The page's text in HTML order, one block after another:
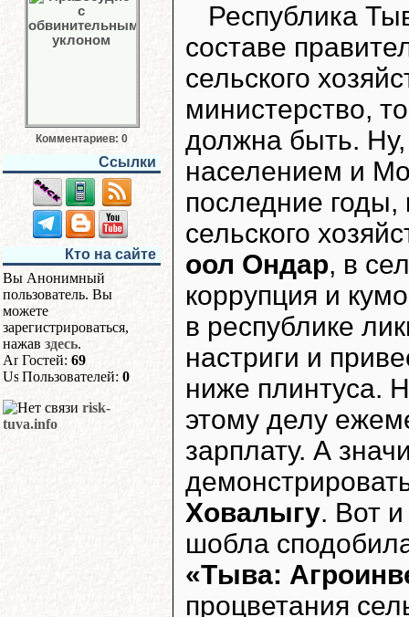
Комментариев: 0
Ссылки
Кто на сайте
Вы Анонимный
пользователь. Вы
можете
зарегистрироваться,
нажав здесь.
Гостей: 69
Пользователей: 0
risk-
tuva.info
Республика
составе
сельского
министерство,
должна быть. Ну,
населением и
последние
сельского
оол Ондар, в
коррупция и
в республике
настриги и
ниже плинтуса.
этому делу
зарплату. А
Ховалыгу. Вот
шобла
«Тыва:
процветания